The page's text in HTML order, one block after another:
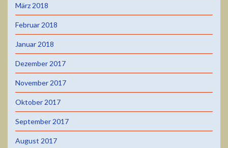
März 2018
Februar 2018
Januar 2018
Dezember 2017
November 2017
Oktober 2017
September 2017
August 2017